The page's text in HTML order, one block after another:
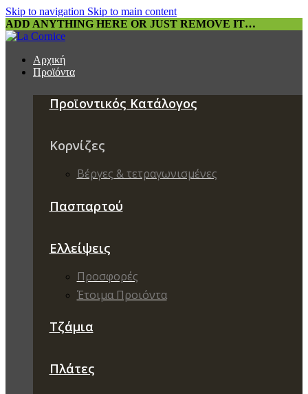
Skip to navigation Skip to main content
ADD ANYTHING HERE OR JUST REMOVE IT…
Αρχική
Προϊόντα
Προϊοντικός Κατάλογος
Κορνίζες
Βέργες & τετραγωνισμένες
Πασπαρτού
Ελλείψεις
Προσφορές
Έτοιμα Προιόντα
Τζάμια
Πλάτες